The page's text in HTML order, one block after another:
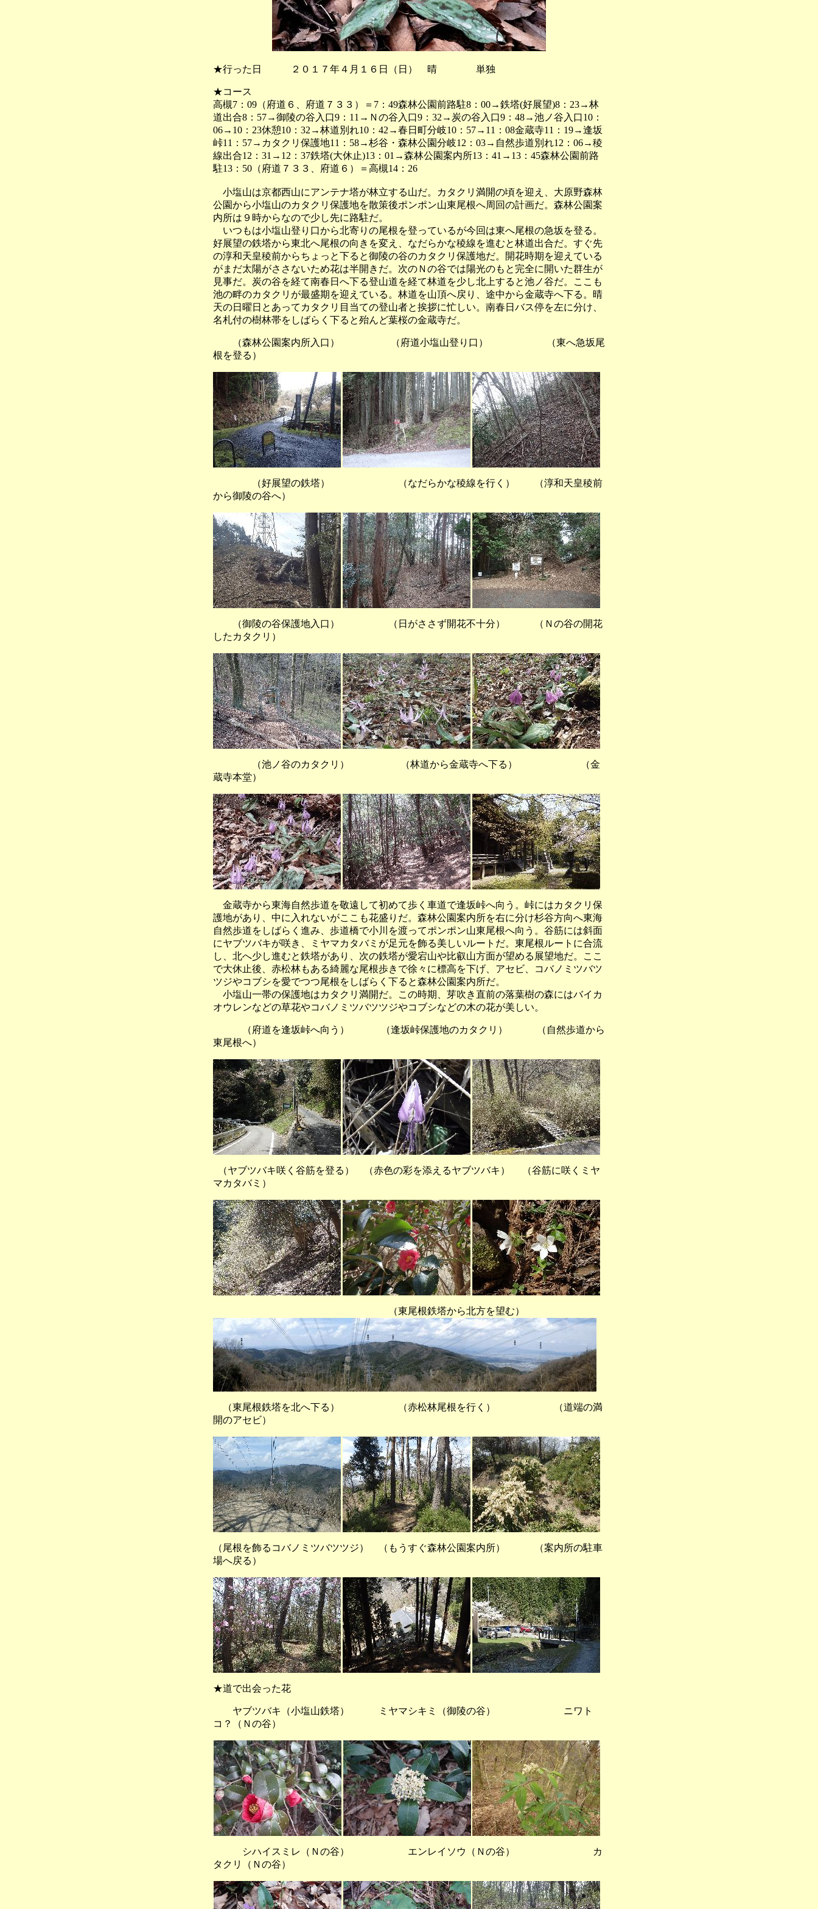
★行った日 ２０１７年４月１６日（日） 晴 単独
★コース
高槻7：09（府道６、府道７３３）＝7：49森林公園前路駐8：00→鉄塔(好展望)8：23→林
道出合8：57→御陵の谷入口9：11→Ｎの谷入口9：32→炭の谷入口9：48→池ノ谷入口10：
06→10：23休憩10：32→林道別れ10：42→春日町分岐10：57→11：08金蔵寺11：19→逢坂
峠11：57→カタクリ保護地11：58→杉谷・森林公園分岐12：03→自然歩道別れ12：06→稜
線出合12：31→12：37鉄塔(大休止)13：01→森林公園案内所13：41→13：45森林公園前路
駐13：50（府道７３３、府道６）＝高槻14：26
小塩山は京都西山にアンテナ塔が林立する山だ。カタクリ満開の頃を迎え、大原野森林
公園から小塩山のカタクリ保護地を散策後ポンポン山東尾根へ周回の計画だ。森林公園案
内所は９時からなので少し先に路駐だ。
いつもは小塩山登り口から北寄りの尾根を登っているが今回は東へ尾根の急坂を登る。
好展望の鉄塔から東北へ尾根の向きを変え、なだらかな稜線を進むと林道出合だ。すぐ先
の淳和天皇稜前からちょっと下ると御陵の谷のカタクリ保護地だ。開花時期を迎えている
がまだ太陽がささないため花は半開きだ。次のＮの谷では陽光のもと完全に開いた群生が
見事だ。炭の谷を経て南春日へ下る登山道を経て林道を少し北上すると池ノ谷だ。ここも
池の畔のカタクリが最盛期を迎えている。林道を山頂へ戻り、途中から金蔵寺へ下る。晴
天の日曜日とあってカタクリ目当ての登山者と挨拶に忙しい。南春日バス停を左に分け、
名札付の樹林帯をしばらく下ると殆んど葉桜の金蔵寺だ。
（森林公園案内所入口） （府道小塩山登り口） （東へ急坂尾
根を登る）
（好展望の鉄塔） （なだらかな稜線を行く） （淳和天皇稜前
から御陵の谷へ）
（御陵の谷保護地入口） （日がささず開花不十分） （Ｎの谷の開花
したカタクリ）
（池ノ谷のカタクリ） （林道から金蔵寺へ下る） （金
蔵寺本堂）
金蔵寺から東海自然歩道を敬遠して初めて歩く車道で逢坂峠へ向う。峠にはカタクリ保
護地があり、中に入れないがここも花盛りだ。森林公園案内所を右に分け杉谷方向へ東海
自然歩道をしばらく進み、歩道橋で小川を渡ってポンポン山東尾根へ向う。谷筋には斜面
にヤブツバキが咲き、ミヤマカタバミが足元を飾る美しいルートだ。東尾根ルートに合流
し、北へ少し進むと鉄塔があり、次の鉄塔が愛宕山や比叡山方面が望める展望地だ。ここ
で大休止後、赤松林もある綺麗な尾根歩きで徐々に標高を下げ、アセビ、コバノミツバツ
ツジやコブシを愛でつつ尾根をしばらく下ると森林公園案内所だ。
小塩山一帯の保護地はカタクリ満開だ。この時期、芽吹き直前の落葉樹の森にはバイカ
オウレンなどの草花やコバノミツバツツジやコブシなどの木の花が美しい。
（府道を逢坂峠へ向う） （逢坂峠保護地のカタクリ） （自然歩道から
東尾根へ）
（ヤブツバキ咲く谷筋を登る） （赤色の彩を添えるヤブツバキ） （谷筋に咲くミヤ
マカタバミ）
（東尾根鉄塔から北方を望む）
（東尾根鉄塔を北へ下る） （赤松林尾根を行く） （道端の満
開のアセビ）
（尾根を飾るコバノミツバツツジ） （もうすぐ森林公園案内所） （案内所の駐車
場へ戻る）
★道で出会った花
ヤブツバキ（小塩山鉄塔） ミヤマシキミ（御陵の谷） ニワト
コ？（Ｎの谷）
シハイスミレ（Ｎの谷） エンレイソウ（Ｎの谷） カ
タクリ（Ｎの谷）